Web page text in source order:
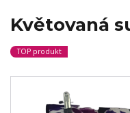
Květovaná
TOP produkt